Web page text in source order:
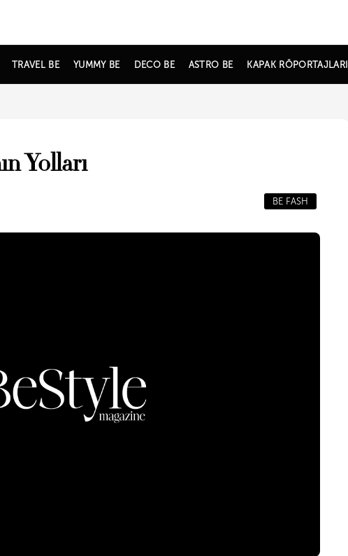
TRAVEL BE YUMMY BE DECO BE ASTRO BE KAPAK RÖPORTAJLARI
Yolları
BE FASH